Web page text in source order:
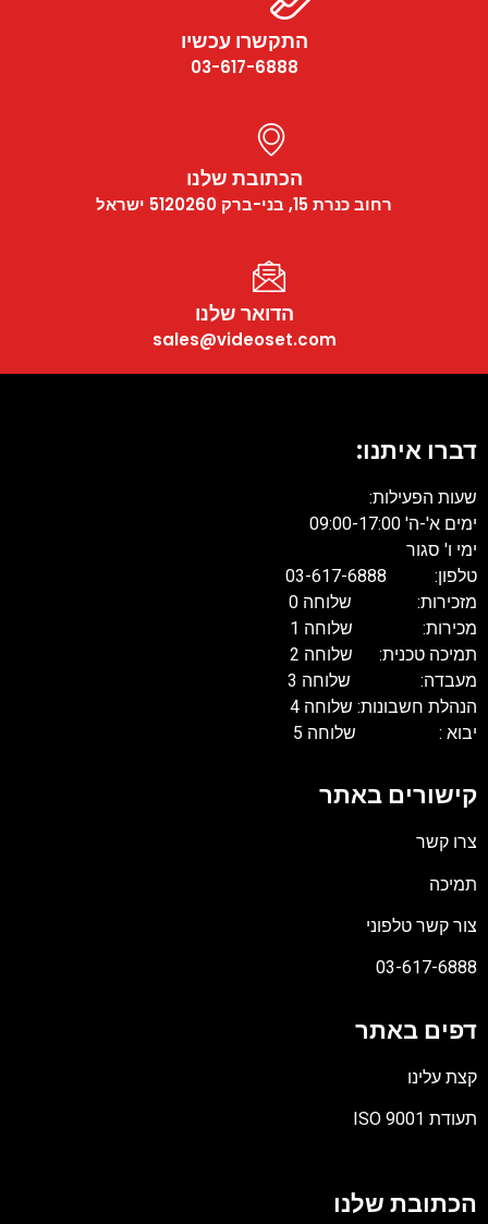
התקשרו עכשיו
03-617-6888
הכתובת שלנו
רחוב כנרת 15, בני-ברק 5120260 ישראל
הדואר שלנו
sales@videoset.com
דברו איתנו:
שעות הפעילות:
ימים א'-ה' 09:00-17:00
ימי ו' סגור
טלפון: 03-617-6888
מזכירות: שלוחה 0
מכירות: שלוחה 1
תמיכה טכנית: שלוחה 2
מעבדה: שלוחה 3
הנהלת חשבונות: שלוחה 4
יבוא : שלוחה 5
קישורים באתר
צרו קשר
תמיכה
צור קשר טלפוני
03-617-6888
דפים באתר
קצת עלינו
תעודת ISO 9001
PDF
הכתובת שלנו